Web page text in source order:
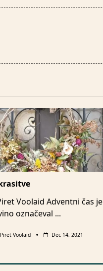
Voolaid Adventni čas je
označeval ...
Piret Voolaid Dec 14, 2021